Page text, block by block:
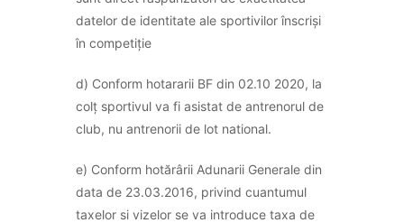
datelor de identitate ale sportivilor înscriși
în competiție
d) Conform hotararii BF din 02.10 2020, la
colț sportivul va fi asistat de antrenorul de
club, nu antrenorii de lot national.
e) Conform hotărârii Adunarii Generale din
data de 23.03.2016, privind cuantumul
taxelor si vizelor se va introduce taxa de